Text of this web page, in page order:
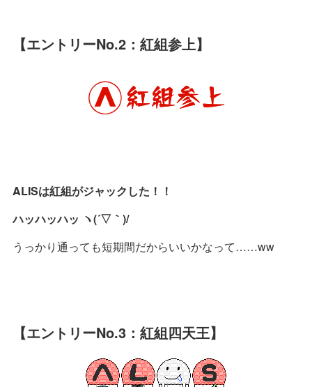
【エントリーNo.2：紅組参上】
ALISは紅組がジャックした！！
ハッハッハッ ヽ(´▽｀)/
うっかり通っても短期間だからいいかなって……ww
【エントリーNo.3：紅組四天王】